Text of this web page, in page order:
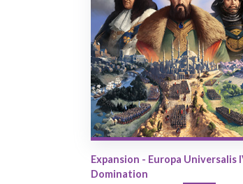
Expansion - Europa Universalis
Domination